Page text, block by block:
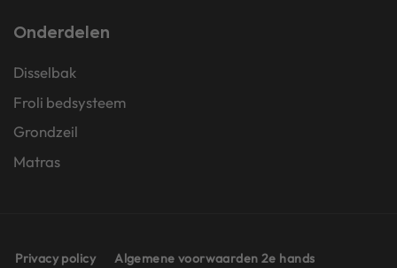
Onderdelen
Disselbak
Froli bedsysteem
Grondzeil
Matras
Privacy policy Algemene voorwaarden 2e hands